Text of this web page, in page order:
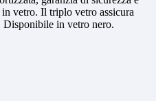
vetro. Il triplo vetro assicura
Disponibile in vetro nero.